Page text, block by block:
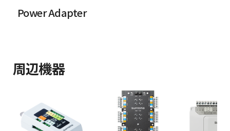
Power Adapter
周辺機器